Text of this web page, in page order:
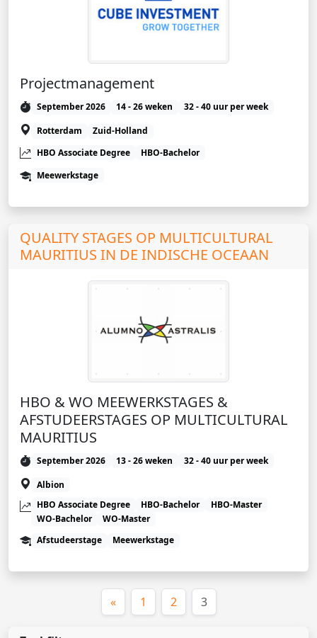
Projectmanagement
September 2026 14 - 26 weken
32 - 40 uur per week
Rotterdam
Zuid-Holland
HBO Associate Degree
HBO-Bachelor
Meewerkstage
QUALITY STAGES OP MULTICULTURAL
MAURITIUS IN DE INDISCHE OCEAAN
HBO & WO MEEWERKSTAGES &
AFSTUDEERSTAGES OP MULTICULTURAL
MAURITIUS
September 2026 13 - 26 weken
32 - 40 uur per week
Albion
HBO Associate Degree
HBO-Bachelor
HBO-Master
WO-Bachelor
WO-Master
Afstudeerstage
Meewerkstage
« 1 2 3(huidige)